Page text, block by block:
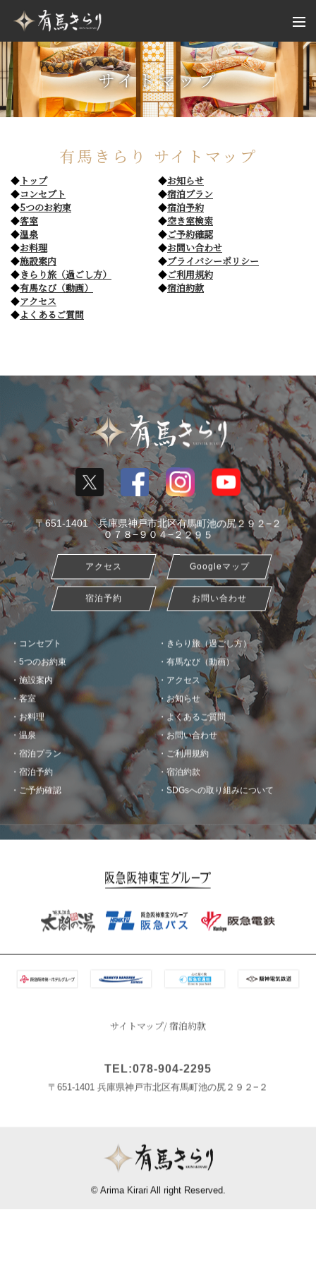
サイトマップ
有馬きらり サイトマップ
トップ
コンセプト
5つのお約束
客室
温泉
お料理
施設案内
きらり旅（過ごし方）
有馬なび（動画）
アクセス
よくあるご質問
お知らせ
宿泊プラン
宿泊予約
空き室検索
ご予約確認
お問い合わせ
プライバシーポリシー
ご利用規約
宿泊約款
〒651-1401 兵庫県神戸市北区有馬町池の尻２９２−２
０７８−９０４−２２９５
アクセス Googleマップ
宿泊予約 お問い合わせ
コンセプト
5つのお約束
施設案内
客室
お料理
温泉
きらり旅（過ごし方）
有馬なび（動画）
アクセス
お知らせ
宿泊プラン
宿泊予約
ご予約確認
よくあるご質問
お問い合わせ
ご利用規約
宿泊約款
SDGsへの取り組みについて
サイトマップ 宿泊約款
TEL:078-904-2295
〒651-1401 兵庫県神戸市北区有馬町池の尻２９２−２
© Arima Kirari All right Reserved.